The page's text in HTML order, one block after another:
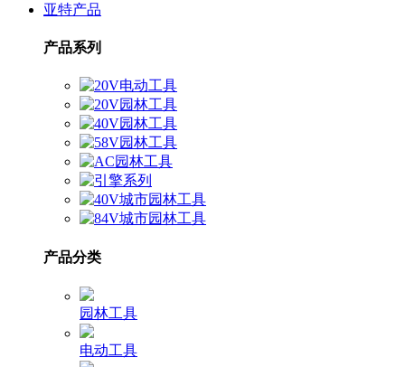
亚特产品
产品系列
产品分类
园林工具
电动工具